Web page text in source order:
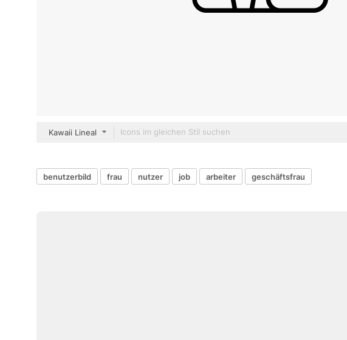
Kawaii Lineal
benutzerbild frau nutzer job arbeiter geschäftsfrau